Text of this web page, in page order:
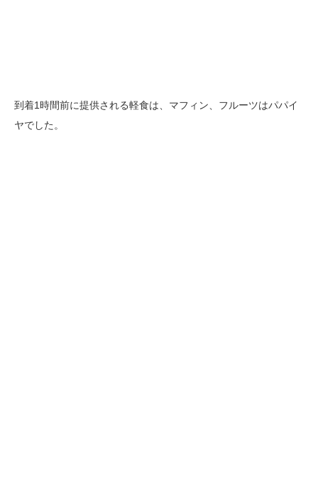
到着1時間前に提供される軽食は、マフィン、フルーツはパパイ
ヤでした。